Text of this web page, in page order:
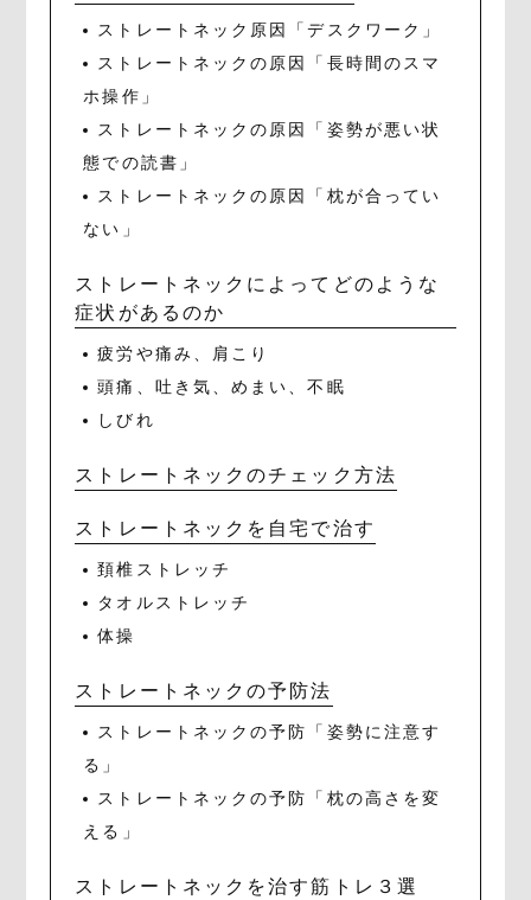
ストレートネック原因「デスクワーク」
ストレートネックの原因「長時間のスマ
ホ操作」
ストレートネックの原因「姿勢が悪い状
態での読書」
ストレートネックの原因「枕が合ってい
ない」
ストレートネックによってどのような
症状があるのか
疲労や痛み、肩こり
頭痛、吐き気、めまい、不眠
しびれ
ストレートネックのチェック方法
ストレートネックを自宅で治す
頚椎ストレッチ
タオルストレッチ
体操
ストレートネックの予防法
ストレートネックの予防「姿勢に注意す
る」
ストレートネックの予防「枕の高さを変
える」
ストレートネックを治す筋トレ３選